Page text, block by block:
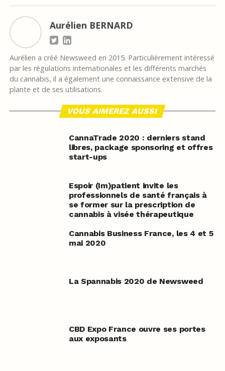
Aurélien BERNARD
Aurélien a créé Newsweed en 2015. Particulièrement intéressé
par les régulations internationales et les différents marchés
du cannabis, il a également une connaissance extensive de la
plante et de ses utilisations.
VOUS AIMEREZ AUSSI
CannaTrade 2020 : derniers stand
libres, package sponsoring et offres
start-ups
Espoir (Im)patient invite les
professionnels de santé français à
se former sur la prescription de
cannabis à visée thérapeutique
Cannabis Business France, les 4 et 5
mai 2020
La Spannabis 2020 de Newsweed
CBD Expo France ouvre ses portes
aux exposants